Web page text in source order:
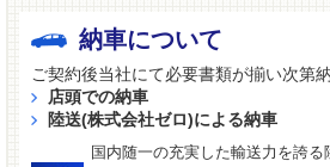
納車について
ご契約後当社にて必要書類が揃い次第
店頭での納車
陸送(株式会社ゼロ)による納車
国内随一の充実した輸送力を誇る